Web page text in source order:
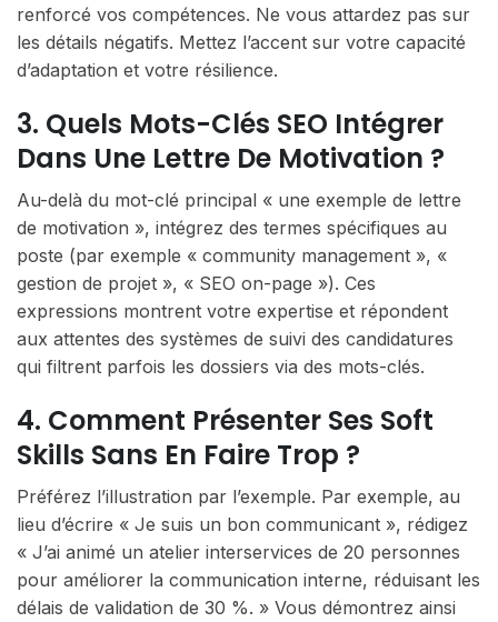
renforcé vos compétences. Ne vous attardez pas sur
les détails négatifs. Mettez l’accent sur votre capacité
d’adaptation et votre résilience.
3. Quels Mots-Clés SEO Intégrer
Dans Une Lettre De Motivation ?
Au-delà du mot-clé principal « une exemple de lettre
de motivation », intégrez des termes spécifiques au
poste (par exemple « community management », «
gestion de projet », « SEO on-page »). Ces
expressions montrent votre expertise et répondent
aux attentes des systèmes de suivi des candidatures
qui filtrent parfois les dossiers via des mots-clés.
4. Comment Présenter Ses Soft
Skills Sans En Faire Trop ?
Préférez l’illustration par l’exemple. Par exemple, au
lieu d’écrire « Je suis un bon communicant », rédigez
« J’ai animé un atelier interservices de 20 personnes
pour améliorer la communication interne, réduisant les
délais de validation de 30 %. » Vous démontrez ainsi